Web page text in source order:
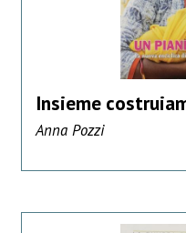
Insieme
Anna Pozzi